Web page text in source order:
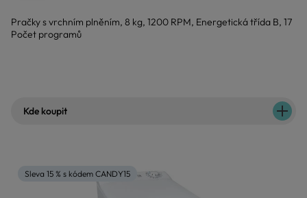
Pračky s vrchním plněním, 8 kg, 1200 RPM, Energetická třída B, 17
Počet programů
Kde koupit
Sleva 15 % s kódem CANDY15